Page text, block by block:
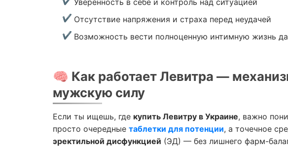
Уверенность в себе и контроль над ситуацией
Отсутствие напряжения и страха перед неудачей
Возможность вести полноценную интимную жизнь
🧠 Как работает Левитра —
мужскую силу
Если ты ищешь, где купить Левитру в Украине, важно
просто очередные таблетки для потенции, а точечное
эректильной дисфункцией (ЭД) — без лишнего фарм-